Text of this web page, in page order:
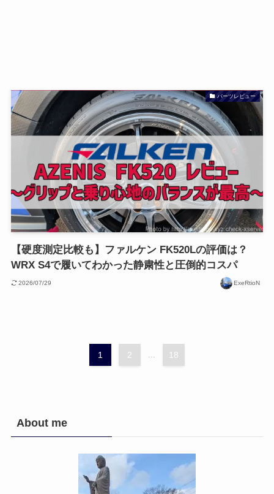
パーツレビュー
【硬度測定比較も】ファルケン FK520Lの評価は？
WRX S4で履いてわかった静粛性と圧倒的コスパ
2026/07/29 ExeRtioN
1 2 18
About me